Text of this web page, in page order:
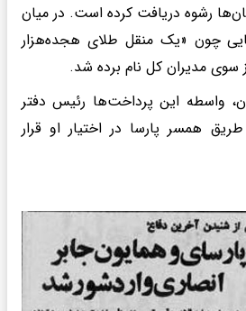
رشوه دریافت کرده است. در میان
چون «یک منقل طلای هجده‌هزار
سوی مدیران کل نام برده شد.
واسطه این پرداخت‌ها رئیس دفتر
همسر پارسا در اختیار او قرار